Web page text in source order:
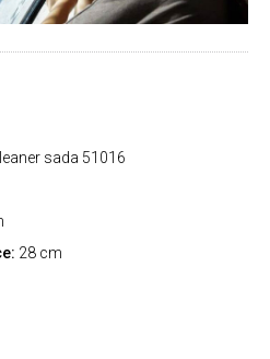
sada 51016
28 cm